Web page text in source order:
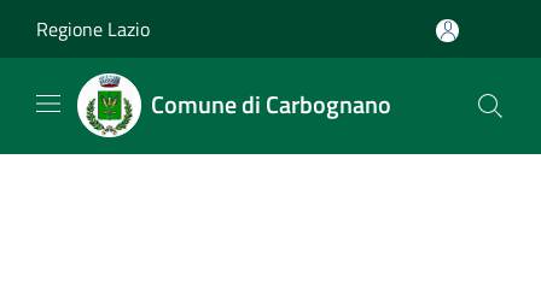
Regione Lazio
Comune di Carbognano